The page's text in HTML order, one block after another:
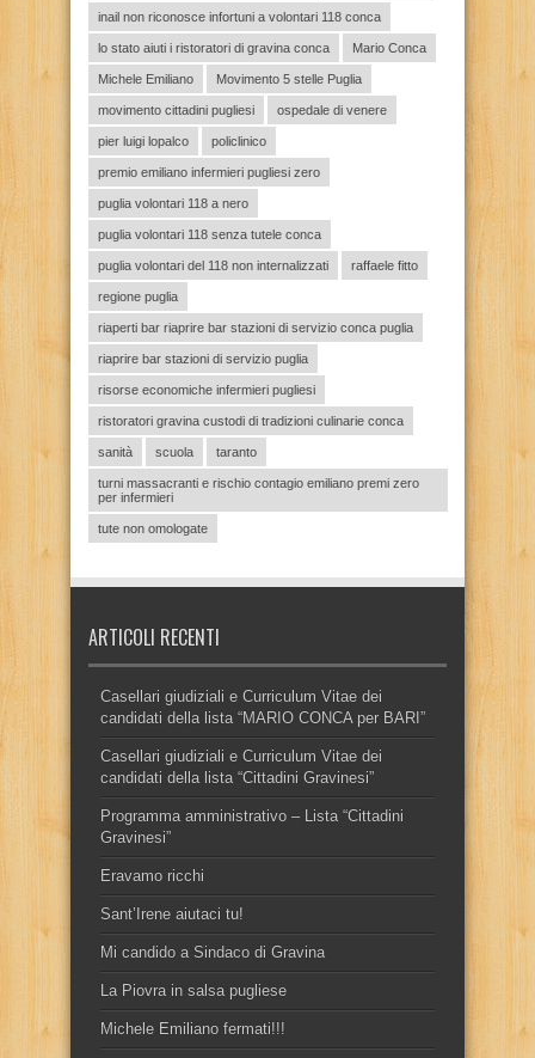
inail non riconosce infortuni a volontari 118 conca
lo stato aiuti i ristoratori di gravina conca Mario Conca
Michele Emiliano Movimento 5 stelle Puglia
movimento cittadini pugliesi ospedale di venere
pier luigi lopalco policlinico
premio emiliano infermieri pugliesi zero
puglia volontari 118 a nero
puglia volontari 118 senza tutele conca
puglia volontari del 118 non internalizzati raffaele fitto
regione puglia
riaperti bar riaprire bar stazioni di servizio conca puglia
riaprire bar stazioni di servizio puglia
risorse economiche infermieri pugliesi
ristoratori gravina custodi di tradizioni culinarie conca
sanità scuola taranto
turni massacranti e rischio contagio emiliano premi zero
per infermieri
tute non omologate
ARTICOLI RECENTI
Casellari giudiziali e Curriculum Vitae dei
candidati della lista “MARIO CONCA per BARI”
Casellari giudiziali e Curriculum Vitae dei
candidati della lista “Cittadini Gravinesi”
Programma amministrativo – Lista “Cittadini
Gravinesi”
Eravamo ricchi
Sant’Irene aiutaci tu!
Mi candido a Sindaco di Gravina
La Piovra in salsa pugliese
Michele Emiliano fermati!!!